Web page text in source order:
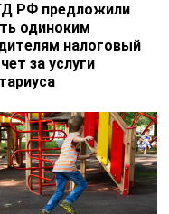
РФ предложили
одиноким
налоговый
за услуги